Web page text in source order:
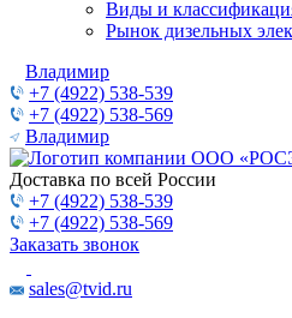
Виды и
Рынок дизельных
Владимир
+7 (4922) 538-539
+7 (4922) 538-569
Владимир
Доставка по всей России
+7 (4922) 538-539
+7 (4922) 538-569
Заказать звонок
sales@tvid.ru